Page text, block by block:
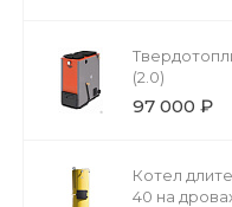
(2.0)
97 000 ₽
Котел
40 на